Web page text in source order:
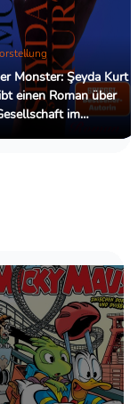
Monster: Şeyda Kurt
einen Roman über
im